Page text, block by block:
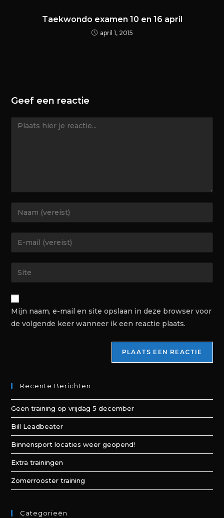
Taekwondo examen 10 en 16 april
april 1, 2015
Geef een reactie
Mijn naam, e-mail en site opslaan in deze browser voor
de volgende keer wanneer ik een reactie plaats.
Recente Berichten
Geen training op vrijdag 5 december
Bill Leadbeater
Binnensport locaties weer geopend!
Extra trainingen
Zomerrooster training
Categorieën